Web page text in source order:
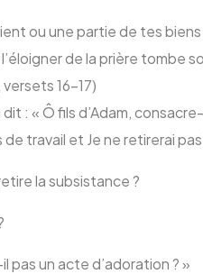
ou une partie de tes biens
de la prière tombe
16-17)
: « Ô fils d’Adam,
de travail et Je ne retirerai
la subsistance ?
pas un acte d’adoration ? »